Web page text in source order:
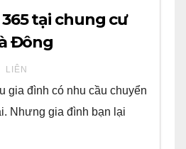
tại chung cư
Đông
LIÊN
gia đình có nhu cầu chuyển
Nhưng gia đình bạn lại